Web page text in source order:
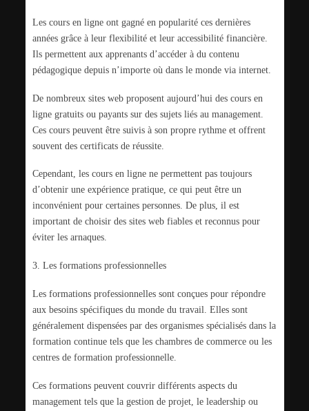
Les cours en ligne ont gagné en popularité ces dernières
années grâce à leur flexibilité et leur accessibilité financière.
Ils permettent aux apprenants d’accéder à du contenu
pédagogique depuis n’importe où dans le monde via internet.
De nombreux sites web proposent aujourd’hui des cours en
ligne gratuits ou payants sur des sujets liés au management.
Ces cours peuvent être suivis à son propre rythme et offrent
souvent des certificats de réussite.
Cependant, les cours en ligne ne permettent pas toujours
d’obtenir une expérience pratique, ce qui peut être un
inconvénient pour certaines personnes. De plus, il est
important de choisir des sites web fiables et reconnus pour
éviter les arnaques.
3. Les formations professionnelles
Les formations professionnelles sont conçues pour répondre
aux besoins spécifiques du monde du travail. Elles sont
généralement dispensées par des organismes spécialisés dans la
formation continue tels que les chambres de commerce ou les
centres de formation professionnelle.
Ces formations peuvent couvrir différents aspects du
management tels que la gestion de projet, le leadership ou